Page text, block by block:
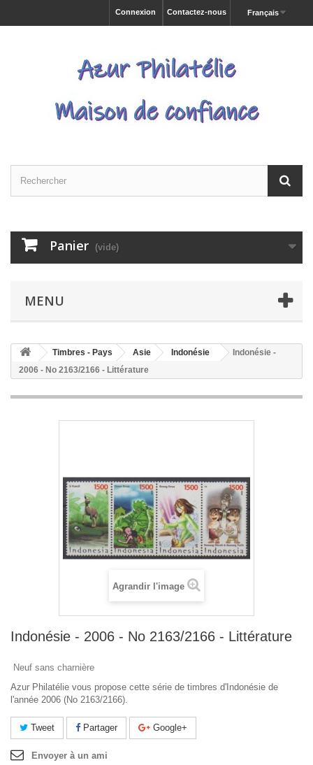
Français
Contactez-nous
Connexion
Panier (vide)
MENU
Timbres - Pays Asie Indonésie
Indonésie -
2006 - No 2163/2166 - Littérature
Agrandir l'image
Indonésie - 2006 - No 2163/2166 - Littérature
Neuf sans charnière
Azur Philatélie vous propose cette série de timbres d'Indonésie de
l'année 2006 (No 2163/2166).
Tweet Partager Google+
Envoyer à un ami